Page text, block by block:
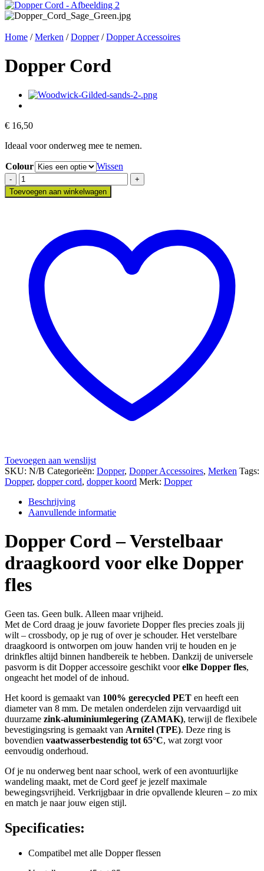
Home / Merken / Dopper / Dopper Accessoires
Dopper Cord
€ 16,50
Ideaal voor onderweg mee te nemen.
Colour
Wissen
Dopper
Cord
aantal
Toevoegen aan winkelwagen
Toevoegen aan wenslijst
SKU: N/B Categorieën: Dopper, Dopper Accessoires, Merken Tags:
Dopper, dopper cord, dopper koord Merk: Dopper
Beschrijving
Aanvullende informatie
Dopper Cord – Verstelbaar
draagkoord voor elke Dopper
fles
Geen tas. Geen bulk. Alleen maar vrijheid.
Met de Cord draag je jouw favoriete Dopper fles precies zoals jij
wilt – crossbody, op je rug of over je schouder. Het verstelbare
draagkoord is ontworpen om jouw handen vrij te houden en je
drinkfles altijd binnen handbereik te hebben. Dankzij de universele
pasvorm is dit Dopper accessoire geschikt voorelke Dopper fles,
ongeacht het model of de inhoud.
Het koord is gemaakt van 100% gerecycled PET en heeft een
diameter van 8 mm. De metalen onderdelen zijn vervaardigd uit
duurzame zink-aluminiumlegering (ZAMAK), terwijl de flexibele
bevestigingsring is gemaakt van Arnitel (TPE). Deze ring is
bovendien vaatwasserbestendig tot 65°C, wat zorgt voor
eenvoudig onderhoud.
Of je nu onderweg bent naar school, werk of een avontuurlijke
wandeling maakt, met de Cord geef je jezelf maximale
bewegingsvrijheid. Verkrijgbaar in drie opvallende kleuren – zo mix
en match je naar jouw eigen stijl.
Specificaties:
Compatibel met alle Dopper flessen